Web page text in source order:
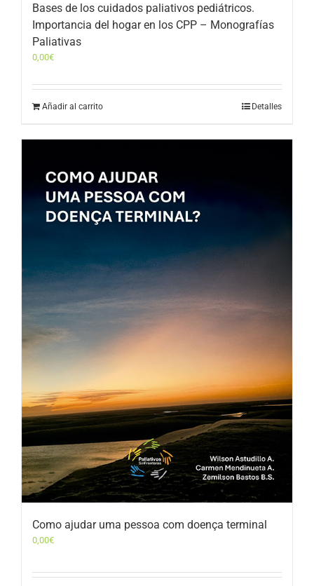
Bases de los cuidados paliativos pediátricos.
Importancia del hogar en los CPP – Monografías
Paliativas
0,00€
Añadir al carrito Detalles
Como ajudar uma pessoa com doença terminal
0,00€